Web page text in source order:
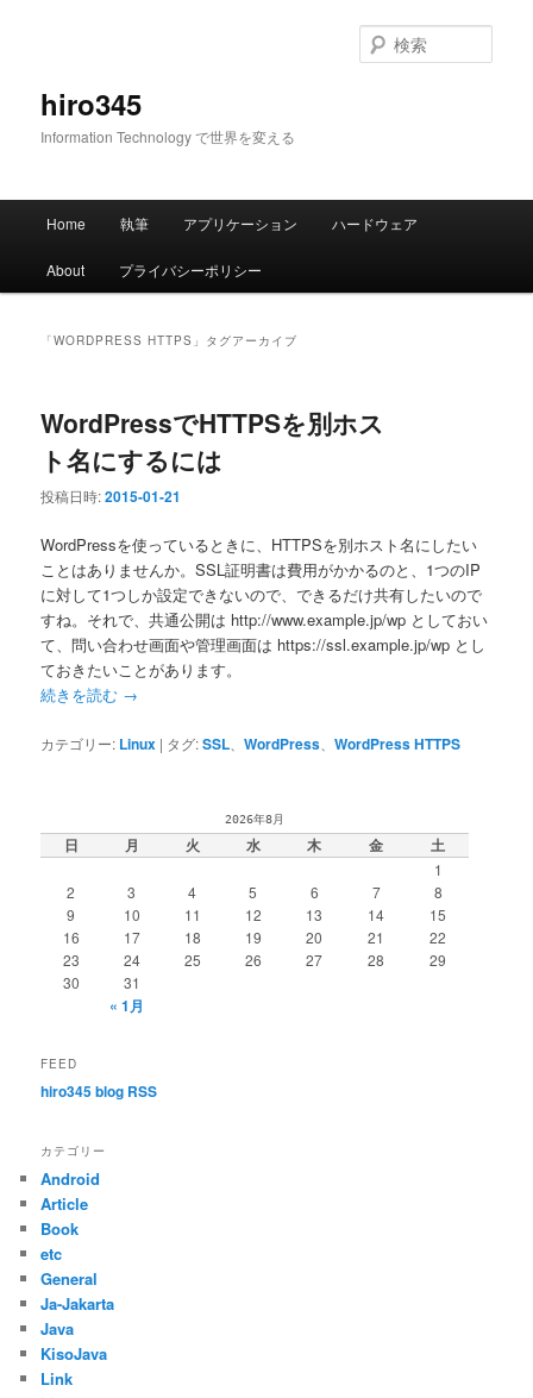
hiro345
Information Technology で世界を変える
索
メ
Home 執筆 アプリケーション ハードウェア
About プライバシーポリシー
「WORDPRESS HTTPS 」タグアーカイブ
WordPressでHTTPSを別ホス
ト名にするには
投稿日時:2015-01-21
WordPressを使っているときに、HTTPSを別ホスト名にしたい
ことはありませんか。SSL証明書は費用がかかるのと、1つのIP
に対して1つしか設定できないので、できるだけ共有したいので
すね。それで、共通公開は http://www.example.jp/wp としておい
て、問い合わせ画面や管理画面は https://ssl.example.jp/wp とし
ておきたいことがあります。
続きを読む →
カテゴリー: Linux | タグ:SSL 、WordPress 、WordPress HTTPS
2026年8月
日 月 火 水 木 金 土
1
2
3 4 5 6 7
8
9
10 11 12 13 14
15
16
17 18 19 20 21
22
23
24 25 26 27 28
29
30
31
« 1月
FEED
hiro345 blog RSS
カテゴリー
Android
Article
Book
etc
General
Ja-Jakarta
Java
KisoJava
Link